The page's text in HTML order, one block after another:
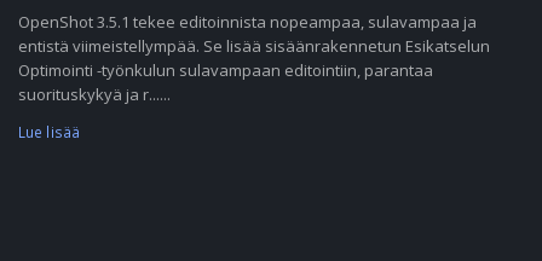
OpenShot 3.5.1 tekee editoinnista nopeampaa, sulavampaa ja
entistä viimeistellympää. Se lisää sisäänrakennetun Esikatselun
Optimointi -työnkulun sulavampaan editointiin, parantaa
suorituskykyä ja r......
Lue lisää